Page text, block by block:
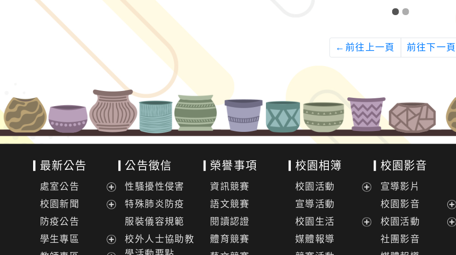
時到校。
← 前往上一頁 前往下一頁
最新公告
處室公告
展
單
校園新聞
選
防疫公告
學生專區
展
公告徵信
性騷擾性侵害
特殊肺炎防疫
服裝儀容規範
校外人士協助教
榮譽事項
資訊競賽
語文競賽
閱讀認證
體育競賽
校園相簿
校園活動
選
宣導活動
校園生活
媒體報導
校園影音
宣導影片
校園影音
展
校園活動
社團影音